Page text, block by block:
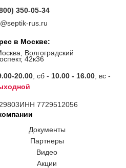
350-05-34
rus.ru
в Москве:
Волгоградский
42к36
20.00, сб - 10.00 - 16.00, вс -
ИНН 7729512056
Документы
Партнеры
Видео
Акции